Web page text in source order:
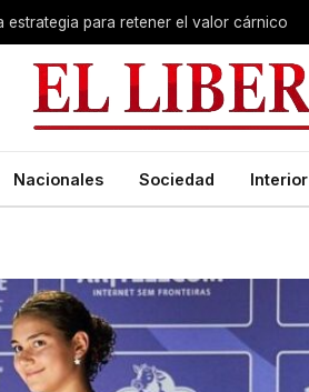
para retener el valor cárnico
Nacionales Sociedad Interior